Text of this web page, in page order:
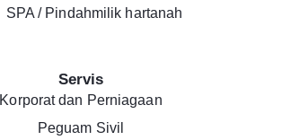
SPA / Pindahmilik hartanah
Servis
Korporat dan Perniagaan
Peguam Sivil